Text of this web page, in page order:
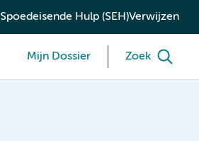
Spoedeisende Hulp (SEH)Verwijzen
Mijn Dossier Zoek